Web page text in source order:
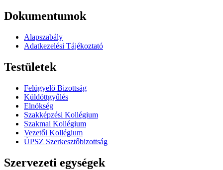
Dokumentumok
Alapszabály
Adatkezelési Tájékoztató
Testületek
Felügyelő Bizottság
Küldöttgyűlés
Elnökség
Szakképzési Kollégium
Szakmai Kollégium
Vezetői Kollégium
ÚPSZ Szerkesztőbizottság
Szervezeti egységek